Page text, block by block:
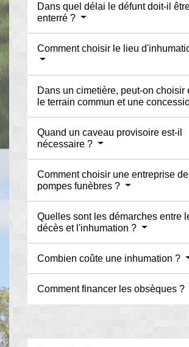
Dans quel délai le défunt doit-il
enterré ?
Comment choisir le lieu
Dans un cimetière, peut-on choisir
le terrain commun et une
Quand un caveau provisoire est-il
nécessaire ?
Comment choisir une entreprise de
pompes funèbres ?
Quelles sont les démarches entre
décès et l'inhumation ?
Combien coûte une inhumation ?
Comment financer les obsèques ?